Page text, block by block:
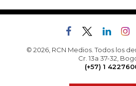
© 2026, RCN Medios. Todos los
Cr. 13a 37-32,
(+57) 1